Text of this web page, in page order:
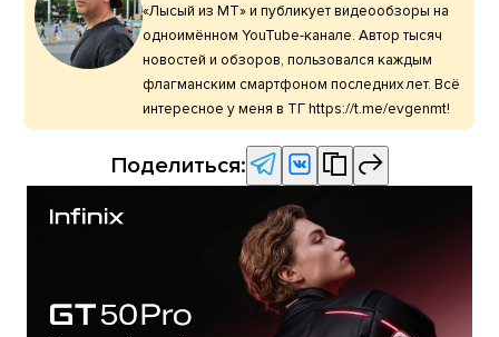
«Лысый из МТ» и публикует видеообзоры на
одноимённом YouTube-канале. Автор тысяч
новостей и обзоров, пользовался каждым
флагманским смартфоном последних лет. Всё
интересное у меня в ТГ https://t.me/evgenmt!
Поделиться: